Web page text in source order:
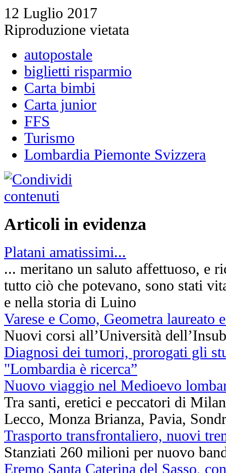
12 Luglio 2017
Riproduzione vietata
autopostale
biglietti risparmio
Carta bimbi
Carta junior
FFS
Turismo
Lombardia Piemonte Svizzera
Articoli in evidenza
Platani amatissimi...
... meritano un saluto affettuoso, e
tutto ciò che potevano, sono stati
e nella storia di Luino
Varese e Como, Geometra laureato
Nuovi corsi all’Università
Diagnosi dei tumori, prorogati gli
"Lombardia è ricerca”
Nuovo viaggio nel Medioevo
Tra santi, eretici e peccatori di
Lecco, Monza Brianza, Pavia,
Trasporto transfrontaliero, nuovi
Stanziati 260 milioni per nuovo
Eremo Santa Caterina del Sasso,